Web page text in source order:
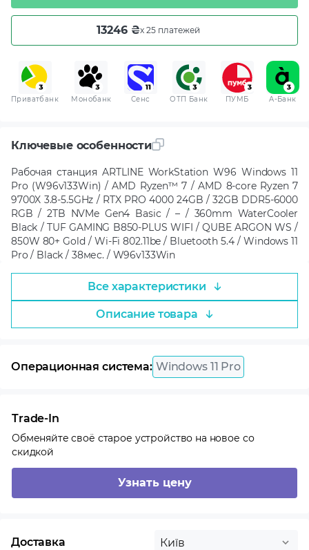
13246 ₴x 25 платежей
Приватбанк Монобанк Сенс ОТП Банк ПУМБ A-Банк
Ключевые особенности
Рабочая станция ARTLINE WorkStation W96 Windows 11
Pro (W96v133Win) / AMD Ryzen™ 7 / AMD 8-core Ryzen 7
9700X 3.8-5.5GHz / RTX PRO 4000 24GB / 32GB DDR5-6000
RGB / 2TB NVMe Gen4 Basic / – / 360mm WaterCooler
Black / TUF GAMING B850-PLUS WIFI / QUBE ARGON WS /
850W 80+ Gold / Wi-Fi 802.11be / Bluetooth 5.4 / Windows 11
Pro / Black / 38мес. / W96v133Win
Все характеристики
Описание товара
Операционная система: Windows 11 Pro
Trade-In
Обменяйте своё старое устройство на новое со
скидкой
Узнать цену
Доставка Київ